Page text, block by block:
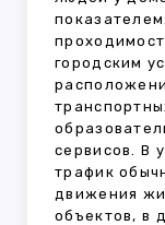
показателем:
городским
сервисов. В
трафик
движения
объектов, в